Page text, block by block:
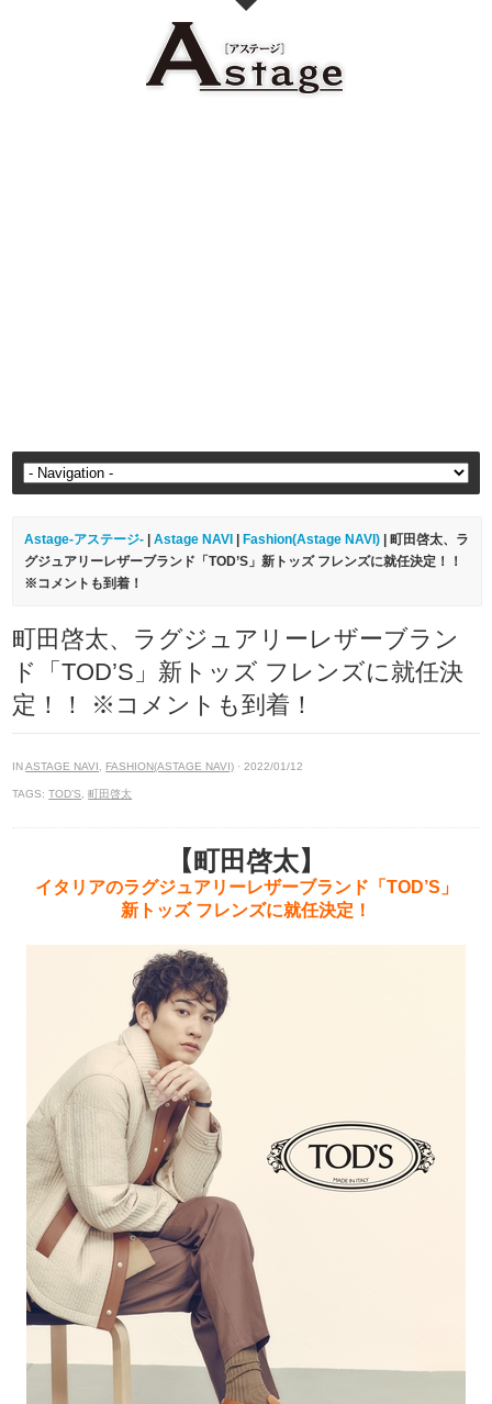
Astage-アステージ- |Astage NAVI Fashion(Astage NAVI) | 町田啓太、ラ
グジュアリーレザーブランド「TOD’S」新トッズ フレンズに就任決定！！
※コメントも到着！
町田啓太、ラグジュアリーレザーブラン
ド「TOD’S」新トッズ フレンズに就任決
定！！ ※コメントも到着！
INASTAGE NAVI FASHION(ASTAGE NAVI) · 2022/01/12
TAGS:TOD’S ,町田啓太
【町田啓太】
イタリアのラグジュアリーレザーブランド「TOD’S」
新トッズ フレンズに就任決定！